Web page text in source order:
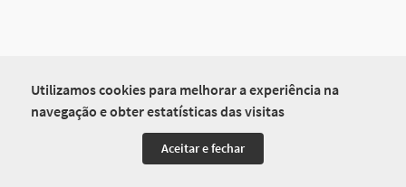
Utilizamos cookies para melhorar a experiência na
navegação e obter estatísticas das visitas
Aceitar e fechar